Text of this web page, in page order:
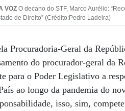
VOZO decano do STF, Marco Aurélio:
de Direito” (Crédito:Pedro Ladeira)
Procuradoria-Geral da
do procurador-geral da
para o Poder Legislativo a
ao longo da pandemia do
isso, sim,